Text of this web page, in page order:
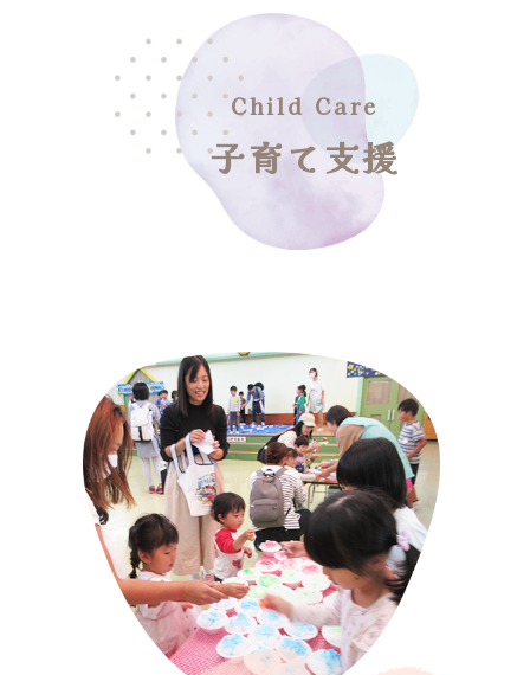
子育て支援